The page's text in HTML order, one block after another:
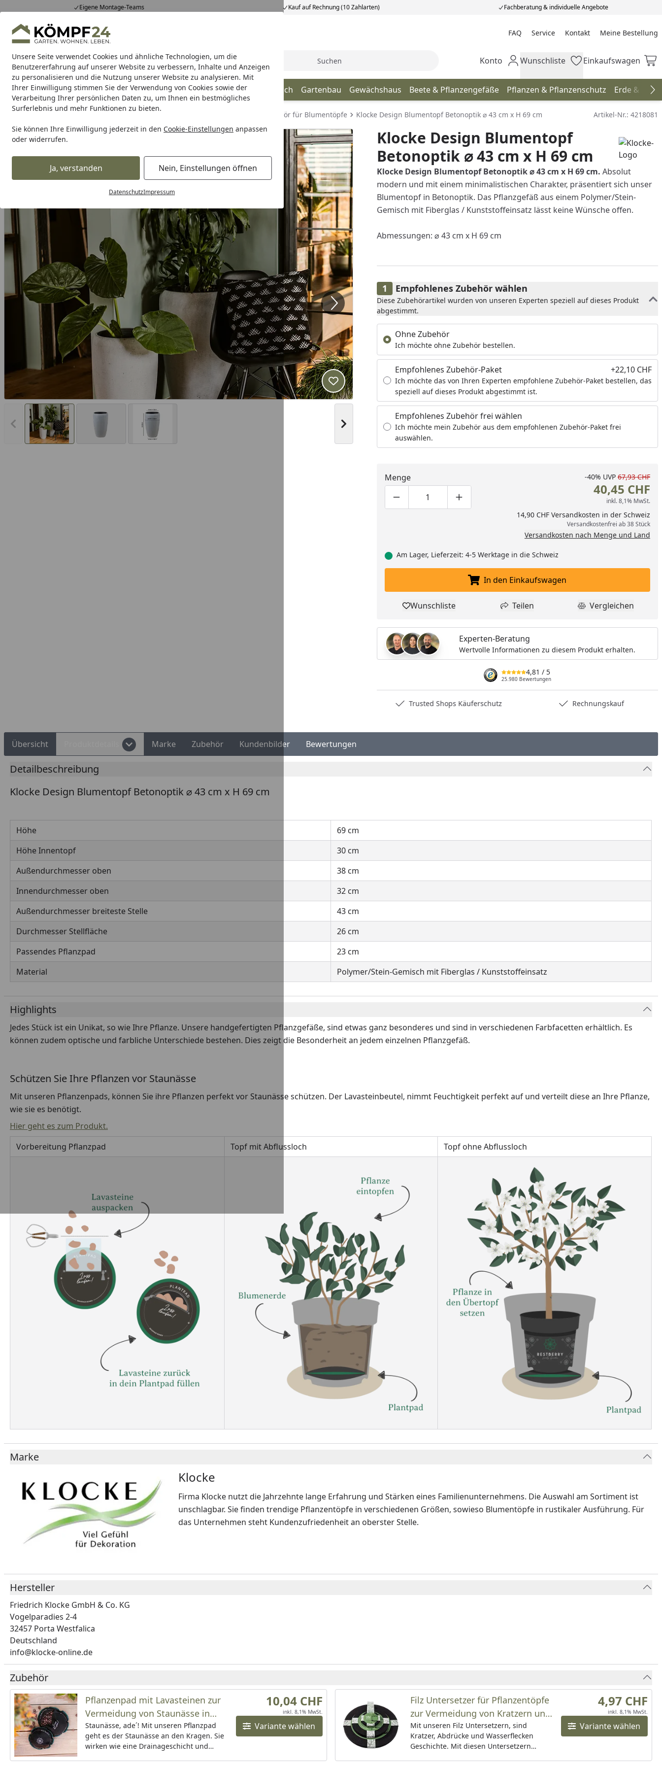
Unsere Seite verwendet Cookies und ähnliche Technologien, um die
Benutzererfahrung auf unserer Website zu verbessern, Inhalte und Anzeigen
zu personalisieren und die Nutzung unserer Website zu analysieren. Mit
Ihrer Einwilligung stimmen Sie der Verwendung von Cookies sowie der
Verarbeitung Ihrer persönlichen Daten zu, um Ihnen ein bestmögliches
Surferlebnis und mehr Funktionen zu bieten.
Sie können Ihre Einwilligung jederzeit in den Cookie-Einstellungen anpassen
oder widerrufen.
Ja, verstanden Nein, Einstellungen öffnen
DatenschutzImpressum
Eigene Montage-Teams Kauf auf Rechnung (10 Zahlarten) Fachberatung & individuelle Angebote
Hotline0 71 588 01 81
Mo-Fr. 8-16 Uhr 25.980 Bewertungen FAQ Service Kontakt Meine Bestellung
Meine Bestellung
Alle Produkte
Alle ProdukteHighlights Tipps & Tricks Suche Mein Konto
Konto Wunschliste
Wunschliste Einkaufswagen
Einkaufswagen
Garten Gartenhaus Gerätehaus Carport & Garage Terrassendach Gartenbau Gewächshaus Beete & Pflanzengefäße Pflanzen & Pflanzenschutz Erde &
Startseite
Zubehör für Blumentöpfe Klocke Design Blumentopf Betonoptik ⌀ 43 cm x H 69 cm Artikel-Nr.: 4218081
Vorheriges Bild anzeigen Nächstes Bild anzeigen
Produkt zur Wunschliste hinzufügen
Klocke Design Blumentopf
Betonoptik ⌀ 43 cm x H 69 cm
Klocke Design Blumentopf Betonoptik ⌀ 43 cm x H 69 cm. Absolut
modern und mit einem minimalistischen Charakter, präsentiert sich unser
Blumentopf in Betonoptik. Das Pflanzgefäß aus einem Polymer/Stein-
Gemisch mit Fiberglas / Kunststoffeinsatz lässt keine Wünsche offen.
Abmessungen: ⌀ 43 cm x H 69 cm
Empfohlenes Zubehör wählen
Diese Zubehörartikel wurden von unseren Experten speziell auf dieses Produkt
abgestimmt.
Ohne Zubehör
Ich möchte ohne Zubehör bestellen.
Empfohlenes Zubehör-Paket +22,10 CHF
Ich möchte das von Ihren Experten empfohlene Zubehör-Paket bestellen, das
speziell auf dieses Produkt abgestimmt ist.
Empfohlenes Zubehör frei wählen
Ich möchte mein Zubehör aus dem empfohlenen Zubehör-Paket frei
auswählen.
Menge
Produktmenge um eins verringern
Produktmenge manuell eingeben
Produktmenge um eins erhöhen
-40% UVP 67,93 CHF
40,45 CHF
inkl. 8,1% MwSt.
14,90 CHF Versandkosten in der Schweiz
Versandkostenfrei ab 38 Stück
Versandkosten nach Menge und Land
Am Lager, Lieferzeit: 4-5 Werktage in die Schweiz
In den Einkaufswagen legen
In den Einkaufswagen
Produkt zur Wunschliste hinzufügen
Wunschliste Teilen
Teilen Produkt
Vergleichen
Experten-Beratung
Wertvolle Informationen zu diesem Produkt erhalten.
4,81 / 5
25.980 Bewertungen
Trusted Shops Käuferschutz Rechnungskauf
Übersicht Marke Zubehör Kundenbilder Bewertungen
Detailbeschreibung
Klocke Design Blumentopf Betonoptik ⌀ 43 cm x H 69 cm
Höhe
69 cm
Höhe Innentopf
30 cm
Außendurchmesser oben
38 cm
Innendurchmesser oben
32 cm
Außendurchmesser breiteste Stelle
43 cm
Durchmesser Stellfläche
26 cm
Passendes Pflanzpad
23 cm
Material
Polymer/Stein-Gemisch mit Fiberglas / Kunststoffeinsatz
Highlights
Jedes Stück ist ein Unikat, so wie Ihre Pflanze. Unsere handgefertigten Pflanzgefäße, sind etwas ganz besonderes und sind in verschiedenen Farbfacetten erhältlich. Es
können zudem optische und farbliche Unterschiede bestehen. Dies zeigt die Besonderheit an jedem einzelnen Pflanzgefäß.
Schützen Sie Ihre Pflanzen vor Staunässe
Mit unseren Pflanzenpads, können Sie ihre Pflanzen perfekt vor Staunässe schützen. Der Lavasteinbeutel, nimmt Feuchtigkeit perfekt auf und verteilt diese an Ihre Pflanze,
wie sie es benötigt.
Hier geht es zum Produkt.
Vorbereitung Pflanzpad
Topf mit Abflussloch Topf ohne Abflussloch
Marke
Klocke
Firma Klocke nutzt die Jahrzehnte lange Erfahrung und Stärken eines Familienunternehmens. Die Auswahl am Sortiment ist
unschlagbar. Sie finden trendige Pflanzentöpfe in verschiedenen Größen, sowieso Blumentöpfe in rustikaler Ausführung. Für
das Unternehmen steht Kundenzufriedenheit an oberster Stelle.
Hersteller
Friedrich Klocke GmbH & Co. KG
Vogelparadies 2-4
32457 Porta Westfalica
Deutschland
info@klocke-online.de
Zubehör
Pflanzenpad mit Lavasteinen zur
Vermeidung von Staunässe in
Pflanzgefäßen
Staunässe, ade´! Mit unseren Pflanzpad
geht es der Staunässe an den Kragen. Sie
wirken wie eine Drainageschicht und
Variante wählen
10,04 CHF
inkl. 8,1% MwSt.
Filz Untersetzer für Pflanzentöpfe
zur Vermeidung von Kratzern und
Wasserflecken
Mit unseren Filz Untersetzern, sind
Kratzer, Abdrücke und Wasserflecken
Geschichte. Mit diesen Untersetzern
Variante wählen
4,97 CHF
inkl. 8,1% MwSt.